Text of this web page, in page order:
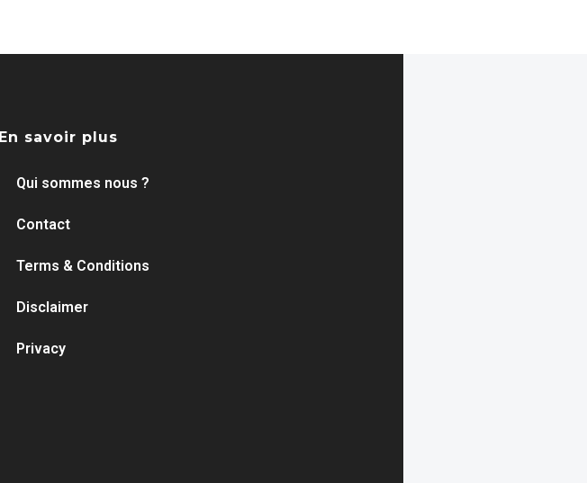
En savoir plus
Qui sommes nous ?
Contact
Terms & Conditions
Disclaimer
Privacy